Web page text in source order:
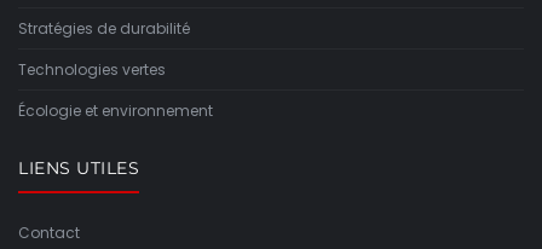
Stratégies de durabilité
Technologies vertes
Écologie et environnement
LIENS UTILES
Contact